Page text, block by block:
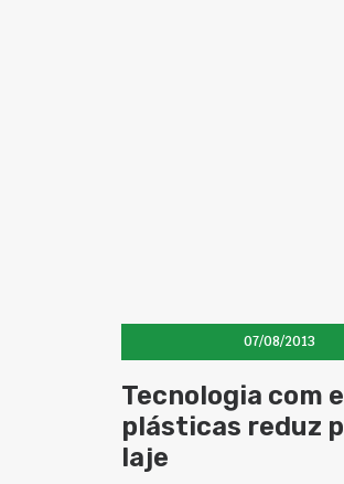
07/08/2013
Tecnologia com
plásticas reduz
laje